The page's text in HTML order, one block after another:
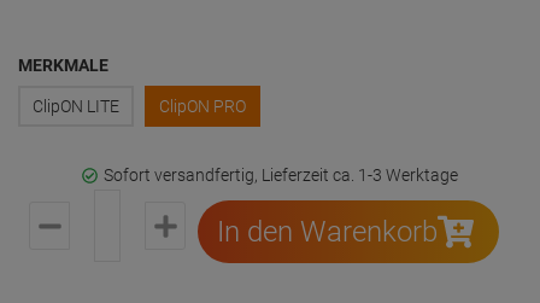
MERKMALE
ClipON LITE ClipON PRO
Sofort versandfertig, Lieferzeit ca. 1-3 Werktage
In den Warenkorb